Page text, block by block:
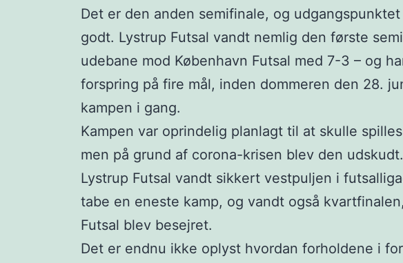
Det er den anden semifinale, og
godt. Lystrup Futsal vandt nemlig den første
udebane mod København Futsal med 7-3 – og
forspring på fire mål, inden dommeren den 28.
kampen i gang.
Kampen var oprindelig planlagt til at skulle
men på grund af corona-krisen blev den udskudt.
Lystrup Futsal vandt sikkert vestpuljen i
tabe en eneste kamp, og vandt også
Futsal blev besejret.
Det er endnu ikke oplyst hvordan forholdene i